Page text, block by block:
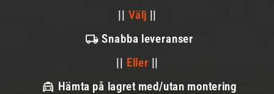
|| Välj ||
Snabba leveranser
|| Eller ||
Hämta på lagret med/utan montering